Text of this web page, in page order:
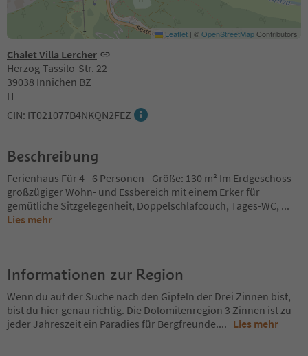
Chalet Villa Lercher
Herzog-Tassilo-Str. 22
39038 Innichen BZ
IT
CIN: IT021077B4NKQN2FEZ
Leaflet | ©OpenStreetMapContributors
Beschreibung
Ferienhaus Für 4 - 6 Personen - Größe: 130 m² Im Erdgeschoss
großzügiger Wohn- und Essbereich mit einem Erker für
gemütliche Sitzgelegenheit, Doppelschlafcouch, Tages-WC, ...
Lies mehr
Informationen zur Region
Wenn du auf der Suche nach den Gipfeln der Drei Zinnen bist,
bist du hier genau richtig. Die Dolomitenregion 3 Zinnen ist zu
jeder Jahreszeit ein Paradies für Bergfreunde.... Lies mehr